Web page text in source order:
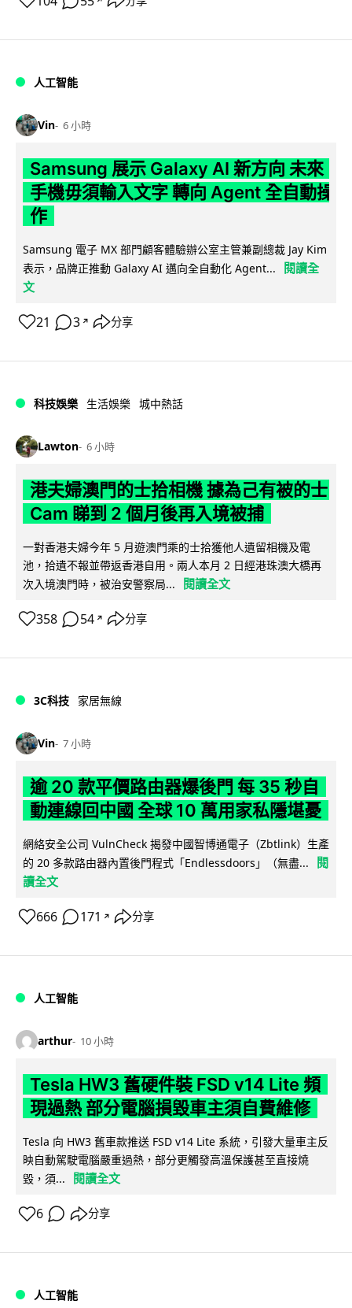
人工智能
Vin 6 小時
Samsung 展示 Galaxy AI 新方向 未來
手機毋須輸入文字 轉向 Agent 全自動操
作
Samsung 電子 MX 部門顧客體驗辦公室主管兼副總裁 Jay Kim
表示，品牌正推動 Galaxy AI 邁向全自動化 Agent...
閱讀全
文
21 3 ↗ 分享
科技娛樂 生活娛樂 城中熱話
Lawton 6 小時
港夫婦澳門的士拾相機 據為己有被的士
Cam 睇到 2 個月後再入境被捕
一對香港夫婦今年 5 月遊澳門乘的士拾獲他人遺留相機及電
池，拾遺不報並帶返香港自用。兩人本月 2 日經港珠澳大橋再
次入境澳門時，被治安警察局...
閱讀全文
358 54 ↗ 分享
3C科技 家居無線
Vin 7 小時
逾 20 款平價路由器爆後門 每 35 秒自
動連線回中國 全球 10 萬用家私隱堪憂
網絡安全公司 VulnCheck 揭發中國智博通電子（Zbtlink）生產
的 20 多款路由器內置後門程式「Endlessdoors」（無盡...
閱
讀全文
666 171 ↗ 分享
人工智能
arthur 10 小時
Tesla HW3 舊硬件裝 FSD v14 Lite 頻
現過熱 部分電腦損毀車主須自費維修
Tesla 向 HW3 舊車款推送 FSD v14 Lite 系統，引發大量車主反
映自動駕駛電腦嚴重過熱，部分更觸發高溫保護甚至直接燒
毀，須...
閱讀全文
6 分享
人工智能